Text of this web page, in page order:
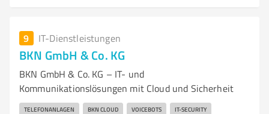
9 IT-Dienstleistungen
BKN GmbH & Co. KG
BKN GmbH & Co. KG – IT- und
Kommunikationslösungen mit Cloud und Sicherheit
TELEFONANLAGEN BKN CLOUD VOICEBOTS IT-SECURITY